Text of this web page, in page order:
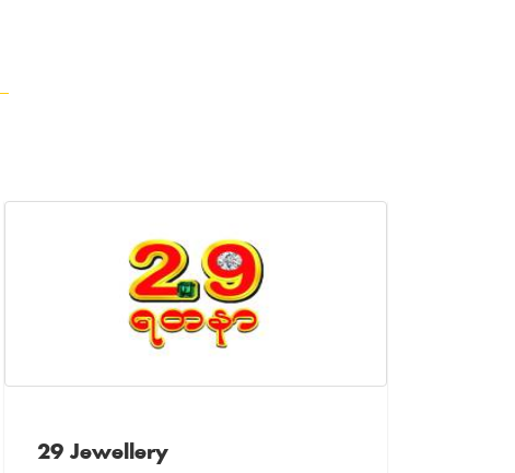
29 Jewellery